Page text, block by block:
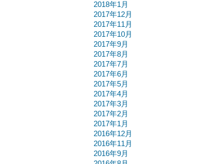
2018年1月
2017年12月
2017年11月
2017年10月
2017年9月
2017年8月
2017年7月
2017年6月
2017年5月
2017年4月
2017年3月
2017年2月
2017年1月
2016年12月
2016年11月
2016年9月